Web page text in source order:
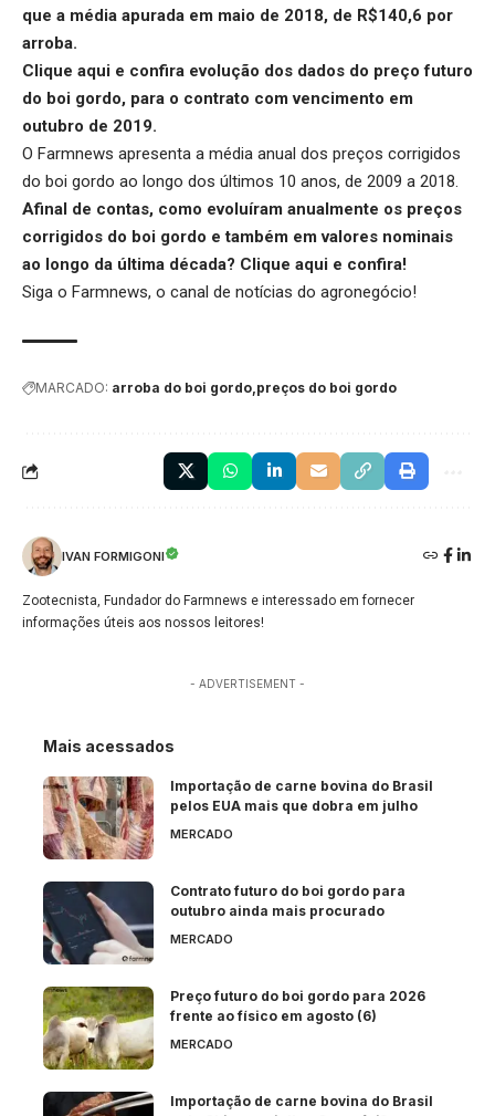
que a média apurada em maio de 2018, de R$140,6 por
arroba.
Clique aqui e confira evolução dos dados do preço futuro
do boi gordo, para o contrato com vencimento em
outubro de 2019.
O Farmnews apresenta a média anual dos preços corrigidos
do boi gordo ao longo dos últimos 10 anos, de 2009 a 2018.
Afinal de contas, como evoluíram anualmente os preços
corrigidos do boi gordo e também em valores nominais
ao longo da última década? Clique aqui e confira!
Siga o Farmnews, o canal de notícias do agronegócio!
MARCADO: arroba do boi gordo preços do boi gordo
IVAN FORMIGONI
Zootecnista, Fundador do Farmnews e interessado em fornecer
informações úteis aos nossos leitores!
- ADVERTISEMENT -
Mais acessados
Importação de carne bovina do Brasil
pelos EUA mais que dobra em julho
MERCADO
Contrato futuro do boi gordo para
outubro ainda mais procurado
MERCADO
Preço futuro do boi gordo para 2026
frente ao físico em agosto (6)
MERCADO
Importação de carne bovina do Brasil